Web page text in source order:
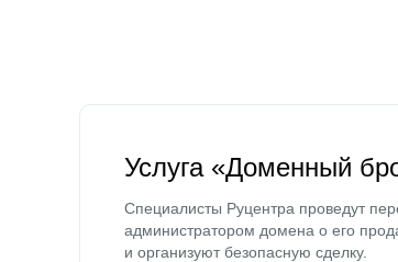
Услуга «Доменный
Специалисты Руцентра проведут
администратором домена о его
и организуют безопасную сделку.